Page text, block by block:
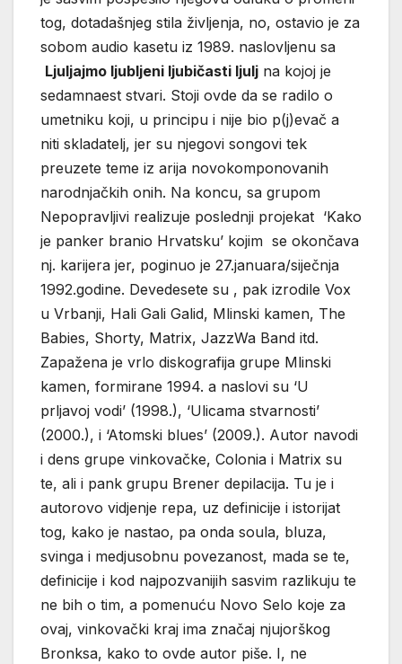
Ljuljajmo ljubljeni ljubičasti ljulj na kojoj je
sedamnaest stvari. Stoji ovde da se radilo o
umetniku koji, u principu i nije bio p(j)evač a
niti skladatelj, jer su njegovi songovi tek
preuzete teme iz arija novokomponovanih
narodnjačkih onih. Na koncu, sa grupom
Nepopravljivi realizuje poslednji projekat ‘Kako
je panker branio Hrvatsku’ kojim se okončava
nj. karijera jer, poginuo je 27.januara/siječnja
1992.godine. Devedesete su , pak izrodile Vox
u Vrbanji, Hali Gali Galid, Mlinski kamen, The
Babies, Shorty, Matrix, JazzWa Band itd.
Zapažena je vrlo diskografija grupe Mlinski
kamen, formirane 1994. a naslovi su ‘U
prljavoj vodi’ (1998.), ‘Ulicama stvarnosti’
(2000.), i ‘Atomski blues’ (2009.). Autor navodi
i dens grupe vinkovačke, Colonia i Matrix su
te, ali i pank grupu Brener depilacija. Tu je i
autorovo vidjenje repa, uz definicije i istorijat
tog, kako je nastao, pa onda soula, bluza,
svinga i medjusobnu povezanost, mada se te,
definicije i kod najpozvanijih sasvim razlikuju te
ne bih o tim, a pomenuću Novo Selo koje za
ovaj, vinkovački kraj ima značaj njujorškog
Bronksa, kako to ovde autor piše. I, ne